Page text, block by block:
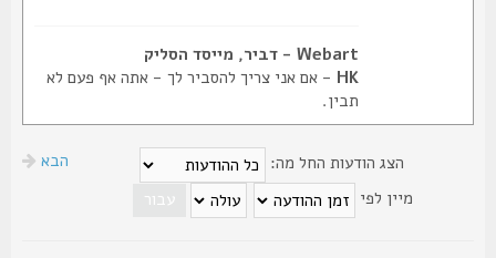
Webart - דביר, מייסד הסליק
- אם אני צריך להסביר לך - אתה אף פעם לא
תבין.
הצג הודעות החל מה:
מיין לפי